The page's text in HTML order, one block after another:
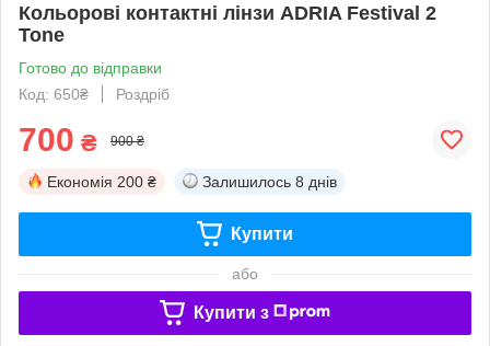
Кольорові контактні лінзи ADRIA Festival 2
Tone
Готово до відправки
Код: 650₴
Роздріб
700 ₴ 900 ₴
Економія 200 ₴ Залишилось 8 днів
Купити
або
Купити з